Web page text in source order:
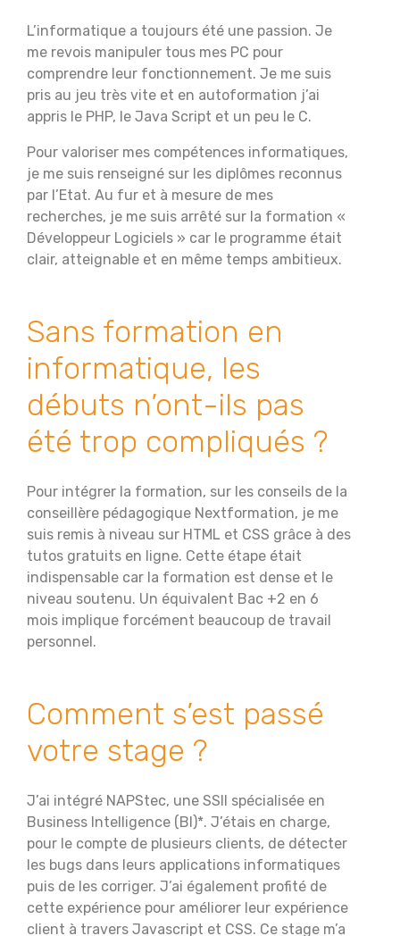
L’informatique a toujours été une passion. Je
me revois manipuler tous mes PC pour
comprendre leur fonctionnement. Je me suis
pris au jeu très vite et en autoformation j’ai
appris le PHP, le Java Script et un peu le C.
Pour valoriser mes compétences informatiques,
je me suis renseigné sur les diplômes reconnus
par l’Etat. Au fur et à mesure de mes
recherches, je me suis arrêté sur la formation «
Développeur Logiciels » car le programme était
clair, atteignable et en même temps ambitieux.
Sans formation en
informatique, les
débuts n’ont-ils pas
été trop compliqués ?
Pour intégrer la formation, sur les conseils de la
conseillère pédagogique Nextformation, je me
suis remis à niveau sur HTML et CSS grâce à des
tutos gratuits en ligne. Cette étape était
indispensable car la formation est dense et le
niveau soutenu. Un équivalent Bac +2 en 6
mois implique forcément beaucoup de travail
personnel.
Comment s’est passé
votre stage ?
J’ai intégré NAPStec, une SSII spécialisée en
Business Intelligence (BI)*. J’étais en charge,
pour le compte de plusieurs clients, de détecter
les bugs dans leurs applications informatiques
puis de les corriger. J’ai également profité de
cette expérience pour améliorer leur expérience
client à travers Javascript et CSS. Ce stage m’a